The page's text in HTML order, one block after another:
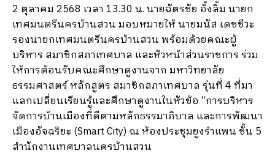
2 ตุลาคม 2568 เวลา 13.30 น. นายฉัตรชัย อั้งลิ้ม นายก
เทศมนตรีนครบ้านสวน มอบหมายให้ นายมนัส เดชชีวะ
รองนายกเทศมนตรีนครบ้านสวน พร้อมด้วยคณะผู้
บริหาร สมาชิกสภาเทศบาล และหัวหน้าส่วนราชการ ร่วม
ให้การต้อนรับคณะศึกษาดูงานจาก มหาวิทยาลัย
ธรรมศาสตร์ หลักสูตร สมาชิกสภาเทศบาล รุ่นที่ 4 ที่มา
แลกเปลี่ยนเรียนรู้และศึกษาดูงานในหัวข้อ “การบริหาร
จัดการบ้านเมืองที่ดีตามหลักธรรมาภิบาล และการพัฒนา
เมืองอัจฉริยะ (Smart City) ณ ห้องประชุมยูงรำแพน ชั้น 5
สำนักงานเทศบาลนครบ้านสวน